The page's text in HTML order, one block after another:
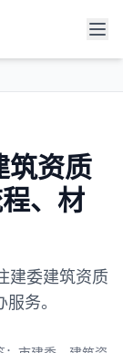
筑资质
、材
建委建筑资质
务。